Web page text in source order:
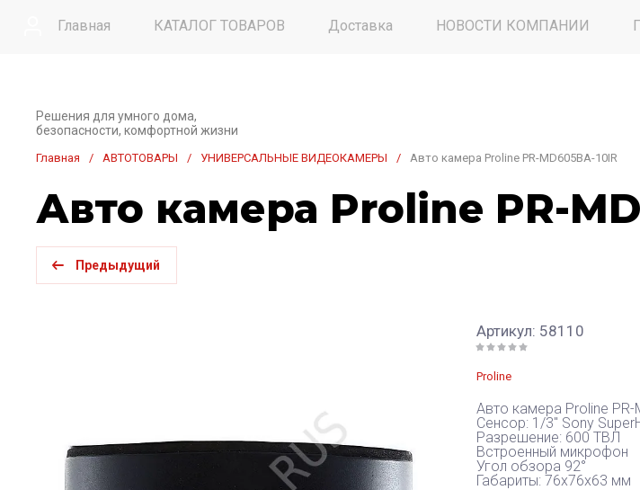
Главная КАТАЛОГ ТОВАРОВ Доставка НОВОСТИ КОМПАНИИ
Решения для умного дома,
безопасности, комфортной жизни
Главная / АВТОТОВАРЫ / УНИВЕРСАЛЬНЫЕ ВИДЕОКАМЕРЫ / Авто камера Proline PR-MD605BA-10IR
Авто камера Proline PR-
Предыдущий
Артикул: 58110
Proline
Авто камера Proline PR-
Сенсор: 1/3" Sony
Разрешение: 600 ТВЛ
Встроенный микрофон
Угол обзора 92°
Габариты: 76х76х63 мм